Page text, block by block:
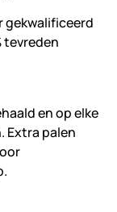
gekwalificeerd
tevreden
en op elke
Extra palen